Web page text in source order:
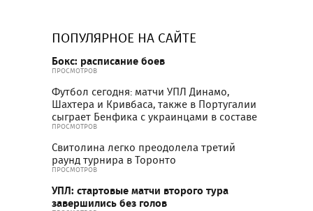
ПОПУЛЯРНОЕ НА САЙТЕ
Бокс: расписание боев
ПРОСМОТРОВ
Футбол сегодня: матчи УПЛ Динамо,
Шахтера и Кривбаса, также в Португалии
сыграет Бенфика с украинцами в составе
ПРОСМОТРОВ
Свитолина легко преодолела третий
раунд турнира в Торонто
ПРОСМОТРОВ
УПЛ: стартовые матчи второго тура
завершились без голов